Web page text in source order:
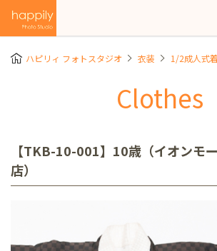
ハピリィ フォトスタジオ 衣装 1/2成人式
Clothes
【TKB-10-001】10歳（イオンモ
店）